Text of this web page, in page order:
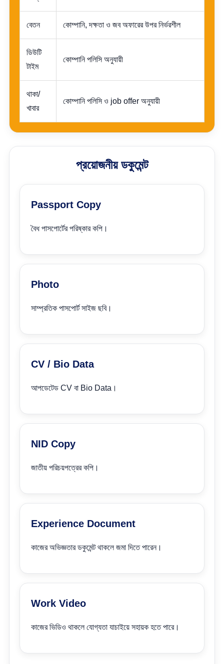
বেতন কোম্পানি, দক্ষতা ও জব অফারের উপর নির্ভরশীল
ডিউটি
টাইম
কোম্পানি পলিসি অনুযায়ী
থাকা/
খাবার
কোম্পানি পলিসি ও job offer অনুযায়ী
প্রয়োজনীয় ডকুমেন্ট
Passport Copy
বৈধ পাসপোর্টের পরিষ্কার কপি।
Photo
সাম্প্রতিক পাসপোর্ট সাইজ ছবি।
CV / Bio Data
আপডেটেড CV বা Bio Data।
NID Copy
জাতীয় পরিচয়পত্রের কপি।
Experience Document
কাজের অভিজ্ঞতার ডকুমেন্ট থাকলে জমা দিতে পারেন।
Work Video
কাজের ভিডিও থাকলে যোগ্যতা যাচাইয়ে সহায়ক হতে পারে।